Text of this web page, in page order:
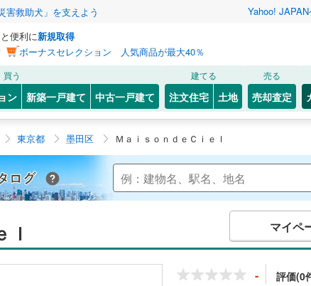
害救助犬」を支えよう Yahoo! JAPAN
便利に新規取得
ボーナスセレクション 人気商品が最大40％
買う
ン 新築一戸建て 中古一戸建て
建てる
注文住宅 土地
売る
売却査定
東京都 墨田区 ＭａｉｓｏｎｄｅＣｉｅｌ
Yahoo!不動産 マンションカタログ
マイペ
- 評価(0